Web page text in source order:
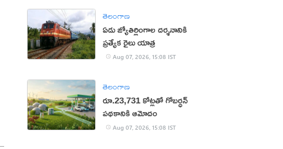
తెలంగాణ
ఏడు జ్యోతిర్లింగాల దర్శనానికి
ప్రత్యేక రైలు యాత్ర
Aug 07, 2026, 15:08 IST
తెలంగాణ
రూ.23,731 కోట్లతో గోబర్ధన్
పథకానికి ఆమోదం
Aug 07, 2026, 15:08 IST